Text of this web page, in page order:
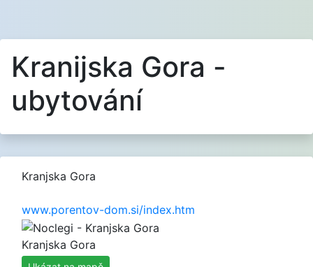
Kranijska Gora -
ubytování
Kranjska Gora
www.porentov-dom.si/index.htm
Kranjska Gora